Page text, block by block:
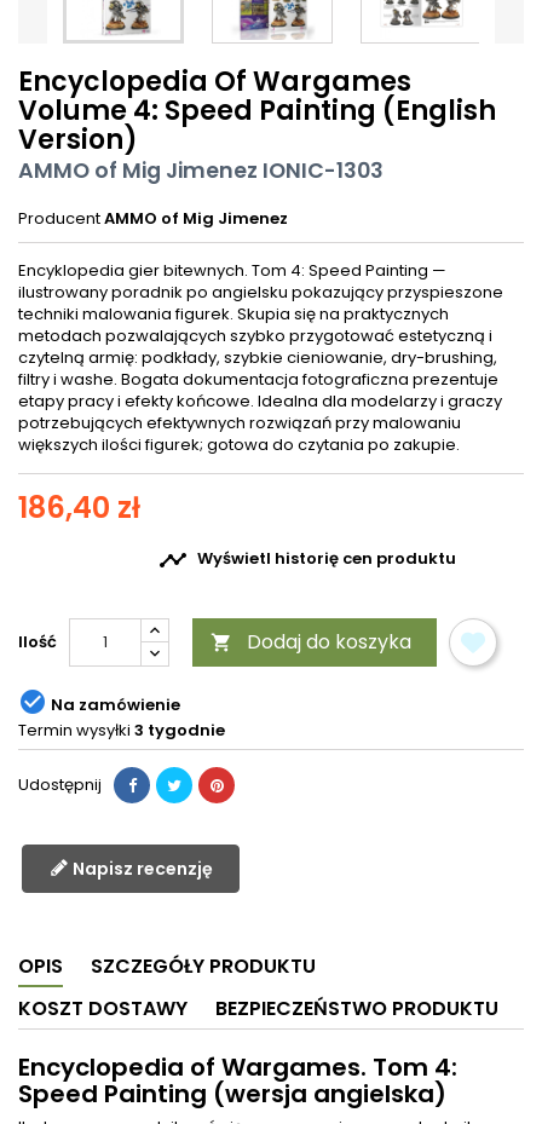
Encyclopedia Of Wargames
Volume 4: Speed Painting (English
Version)
AMMO of Mig Jimenez IONIC-1303
ProducentAMMO of Mig Jimenez
Encyklopedia gier bitewnych. Tom 4: Speed Painting —
ilustrowany poradnik po angielsku pokazujący przyspieszone
techniki malowania figurek. Skupia się na praktycznych
metodach pozwalających szybko przygotować estetyczną i
czytelną armię: podkłady, szybkie cieniowanie, dry-brushing,
filtry i washe. Bogata dokumentacja fotograficzna prezentuje
etapy pracy i efekty końcowe. Idealna dla modelarzy i graczy
potrzebujących efektywnych rozwiązań przy malowaniu
większych ilości figurek; gotowa do czytania po zakupie.
186,40 zł
 Wyświetl historię cen produktu
Ilość  Dodaj do koszyka
 Na zamówienie
Termin wysyłki 3 tygodnie
Udostępnij
Napisz recenzję
OPIS
SZCZEGÓŁY PRODUKTU
KOSZT DOSTAWY
BEZPIECZEŃSTWO PRODUKTU
Encyclopedia of Wargames. Tom 4:
Speed Painting (wersja angielska)